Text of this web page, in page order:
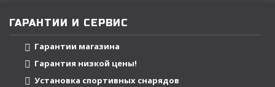
ГАРАНТИИ И СЕРВИС
Гарантии магазина
Гарантия низкой цены!
Установка спортивных снарядов